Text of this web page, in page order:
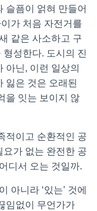
슬픔이 얽혀 만들어
가 처음 자전거를
같은 사소하고 구
성한다. 도시의 진
아닌, 이런 일상의
잃은 것은 오래된
을 잇는 보이지 않
적이고 순환적인 공
요가 없는 완전한 공
디서 오는 것일까.
아니라 ‘있는’ 것에
임없이 무언가가